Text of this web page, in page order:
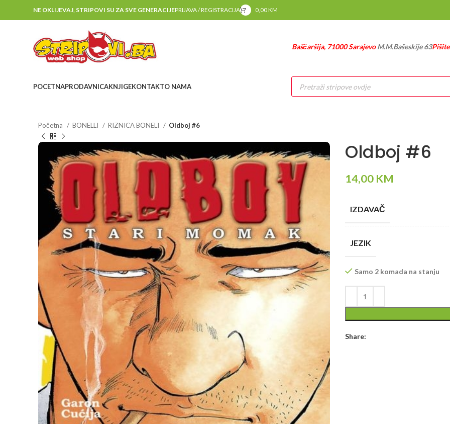
NE OKLIJEVAJ, STRIPOVI SU ZA SVE GENERACIJEPRIJAVA / REGISTRACIJA 0,00KM
Baščaršija, 71000 SarajevoM.M.Bašeskije 63
POCETNAPRODAVNICAKNJIGEKONTAKTO NAMA
Products
search
Početna BONELLI RIZNICA BONELI Oldboj #6
Oldboj #6
14,00 KM
IZDAVAČ
JEZIK
Samo 2 komada na stanju
Share: